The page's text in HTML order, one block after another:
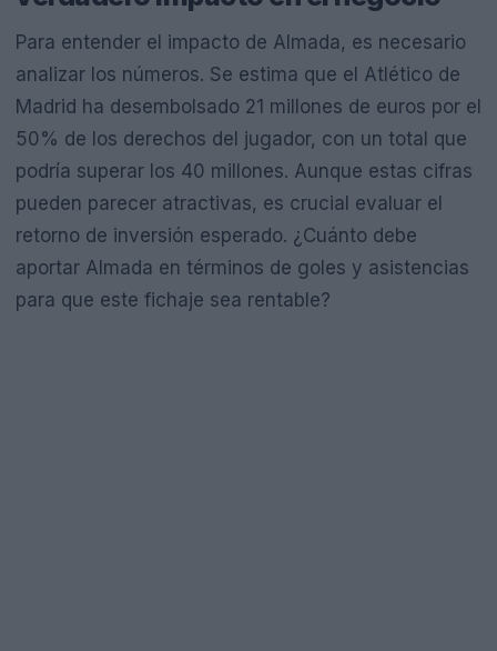
Para entender el impacto de Almada, es necesario
analizar los números. Se estima que el Atlético de
Madrid ha desembolsado 21 millones de euros por el
50% de los derechos del jugador, con un total que
podría superar los 40 millones. Aunque estas cifras
pueden parecer atractivas, es crucial evaluar el
retorno de inversión esperado. ¿Cuánto debe
aportar Almada en términos de goles y asistencias
para que este fichaje sea rentable?